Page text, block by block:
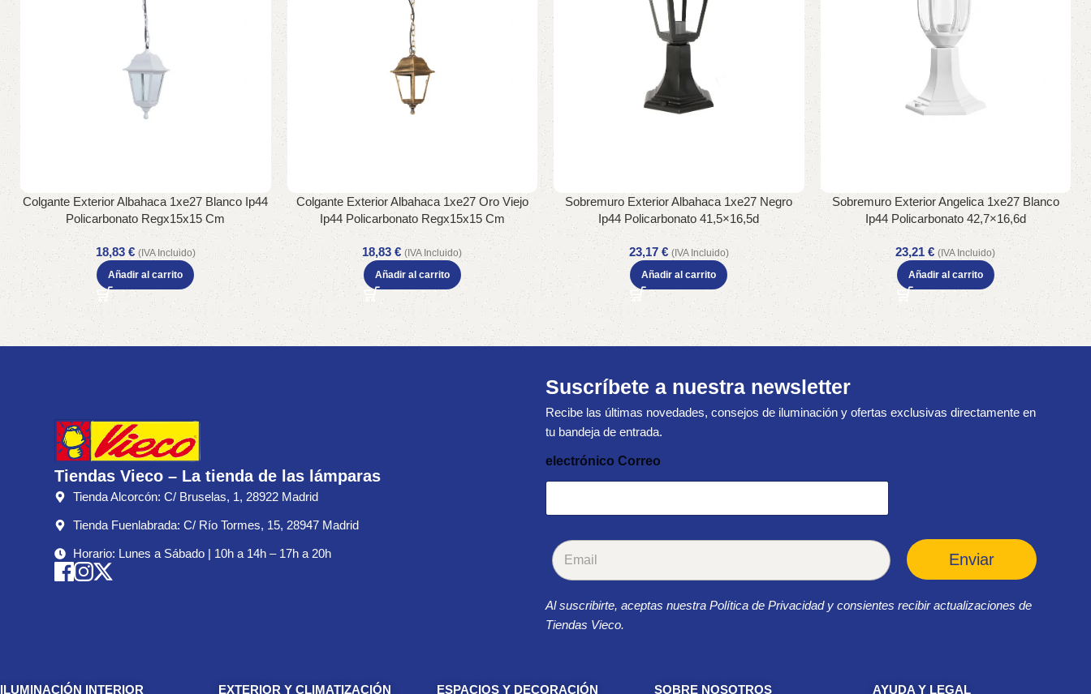
Colgante Exterior Albahaca 1xe27 Blanco Ip44
Policarbonato Regx15x15 Cm
18,83€ (IVA Incluido)
Añadir al carrito
Colgante Exterior Albahaca 1xe27 Oro Viejo
Ip44 Policarbonato Regx15x15 Cm
18,83€ (IVA Incluido)
Añadir al carrito
Sobremuro Exterior Albahaca 1xe27 Negro
Ip44 Policarbonato 41,5×16,5d
23,17 € (IVA Incluido)
Añadir al carrito
Sobremuro Exterior Angelica 1xe27 Blanco
Ip44 Policarbonato 42,7×16,6d
23,21€ (IVA Incluido)
Añadir al carrito
Tiendas Vieco – La tienda de las lámparas
Tienda Alcorcón: C/ Bruselas, 1, 28922 Madrid
Tienda Fuenlabrada: C/ Río Tormes, 15, 28947 Madrid
Horario: Lunes a Sábado | 10h a 14h – 17h a 20h
Suscríbete a nuestra newsletter
Recibe las últimas novedades, consejos de iluminación y ofertas exclusivas directamente en
tu bandeja de entrada.
electrónico Correo
C
o
e
o
c
Enviar
Al suscribirte, aceptas nuestra Política de Privacidad y consientes recibir actualizaciones de
Tiendas Vieco.
ILUMINACIÓN INTERIOR EXTERIOR Y CLIMATIZACIÓN ESPACIOS Y DECORACIÓN SOBRE NOSOTROS AYUDA Y LEGAL